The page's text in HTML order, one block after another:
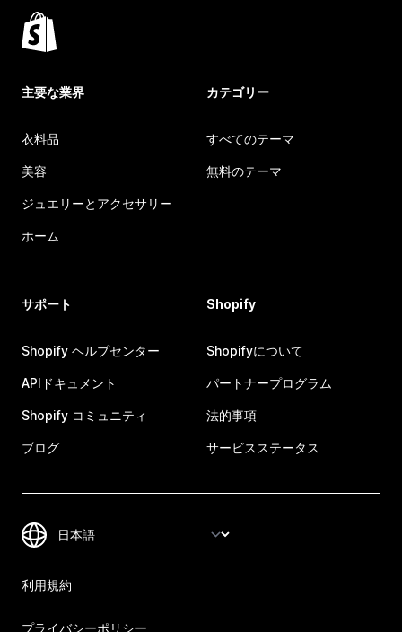
主要な業界
衣料品
美容
ジュエリーとアクセサリー
ホーム
カテゴリー
すべてのテーマ
無料のテーマ
サポート
Shopify ヘルプセンター
APIドキュメント
Shopify コミュニティ
ブログ
Shopify
Shopifyについて
パートナープログラム
法的事項
サービスステータス
利用規約
プライバシーポリシー